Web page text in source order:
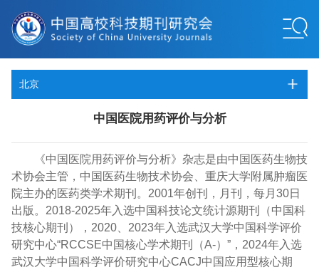
北京
中国医院用药评价与分析
《中国医院用药评价与分析》杂志是由中国医药生物技
术协会主管，中国医药生物技术协会、重庆大学附属肿瘤医
院主办的医药类学术期刊。2001年创刊，月刊，每月30日
出版。2018-2025年入选中国科技论文统计源期刊（中国科
技核心期刊），2020、2023年入选武汉大学中国科学评价
研究中心“RCCSE中国核心学术期刊（A-）”，2024年入选
武汉大学中国科学评价研究中心CACJ中国应用型核心期